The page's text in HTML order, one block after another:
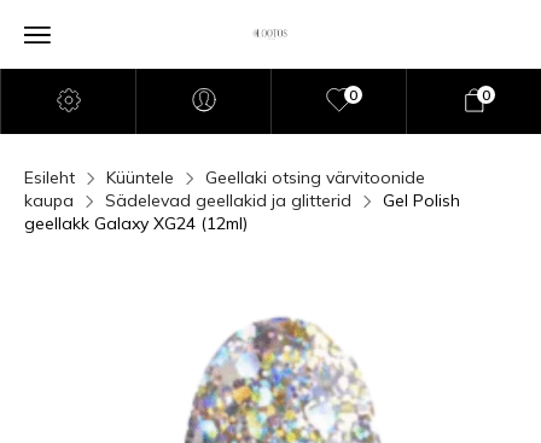
0 0
Esileht Küüntele
Geellaki otsing värvitoonide
kaupa
Sädelevad geellakid ja glitterid
Gel Polish
geellakk Galaxy XG24 (12ml)